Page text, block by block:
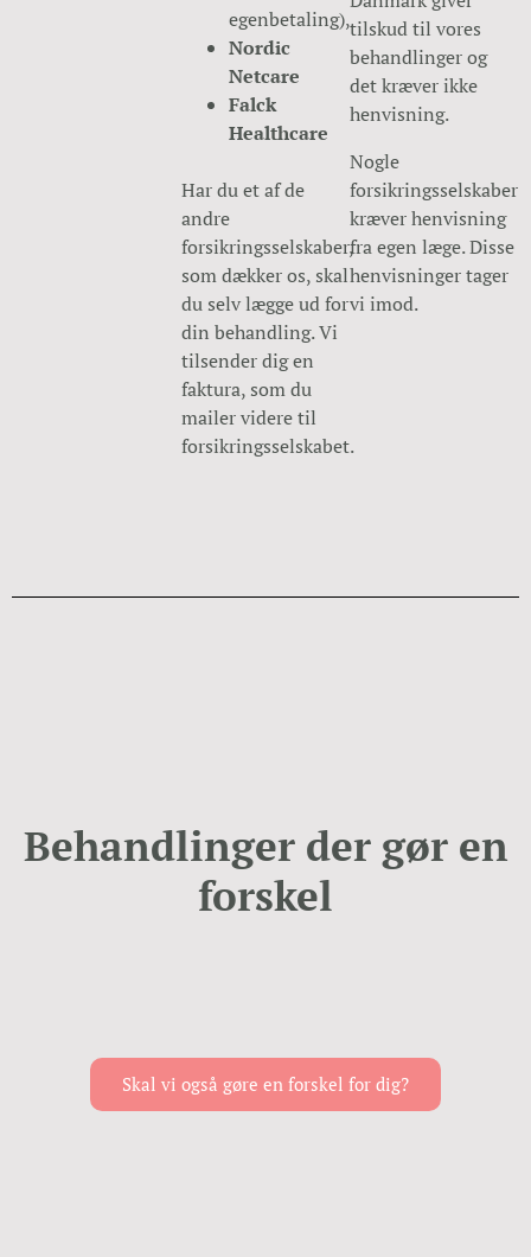
egenbetaling),
Nordic
Netcare
Falck
Healthcare
Har du et af de
andre
forsikringsselskaber,
som dækker os, skal
du selv lægge ud for
din behandling. Vi
tilsender dig en
faktura, som du
mailer videre til
forsikringsselskabet.
tilskud til vores
behandlinger og
det kræver ikke
henvisning.
Nogle
forsikringsselskaber
kræver henvisning
fra egen læge. Disse
henvisninger tager
vi imod.
Behandlinger der gør en
forskel
Skal vi også gøre en forskel for dig?